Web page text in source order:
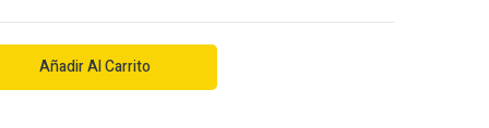
Añadir Al Carrito